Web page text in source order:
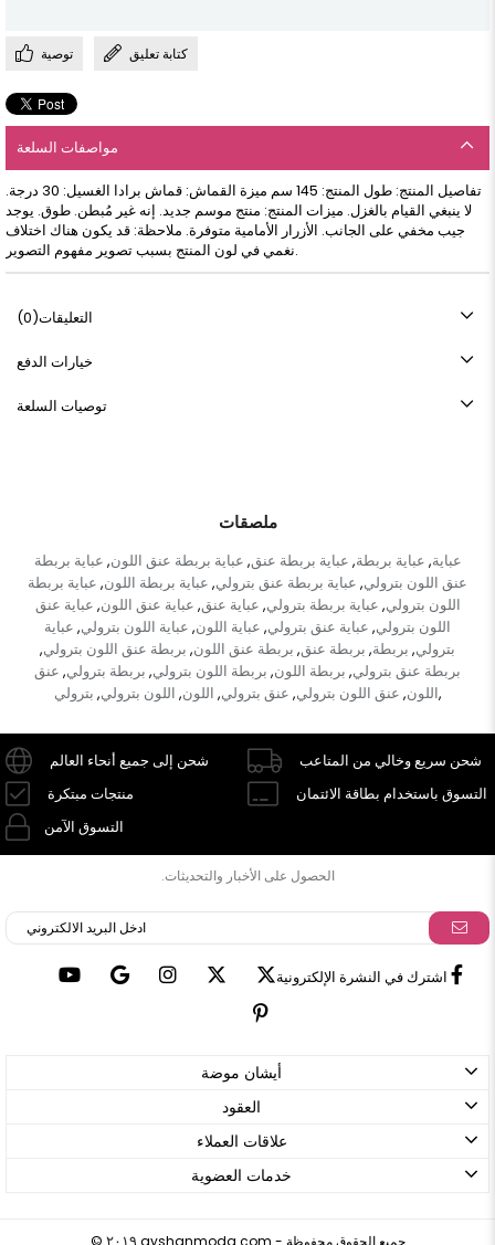
توصية كتابة تعليق
مواصفات السلعة
تفاصيل المنتج: طول المنتج: 145 سم ميزة القماش: قماش برادا الغسيل: 30 درجة.
لا ينبغي القيام بالغزل. ميزات المنتج: منتج موسم جديد. إنه غير مُبطن. طوق. يوجد
جيب مخفي على الجانب. الأزرار الأمامية متوفرة. ملاحظة: قد يكون هناك اختلاف
نغمي في لون المنتج بسبب تصوير مفهوم التصوير.
التعليقات(0)
خيارات الدفع
توصيات السلعة
ملصقات
عباية, عباية بربطة, عباية بربطة عنق, عباية بربطة عنق اللون, عباية بربطة
عنق اللون بترولي, عباية بربطة عنق بترولي, عباية بربطة اللون, عباية بربطة
اللون بترولي, عباية بربطة بترولي, عباية عنق, عباية عنق اللون, عباية عنق
اللون بترولي, عباية عنق بترولي, عباية اللون, عباية اللون بترولي, عباية
بترولي, بربطة, بربطة عنق, بربطة عنق اللون, بربطة عنق اللون بترولي,
بربطة عنق بترولي, بربطة اللون, بربطة اللون بترولي, بربطة بترولي, عنق
اللون, عنق اللون بترولي, عنق بترولي, اللون, اللون بترولي, بترولي ,
شحن إلى جميع أنحاء العالم
شحن سريع وخالي من المتاعب
منتجات مبتكرة
التسوق باستخدام بطاقة الائتمان
التسوق الآمن
الحصول على الأخبار والتحديثات.
اشترك في النشرة الإلكترونية
أيشان موضة
العقود
علاقات العملاء
خدمات العضوية
٢٠١٩